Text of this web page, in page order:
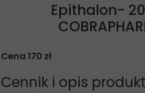
Epithalon-
Cena 170 zł
Cennik i opis